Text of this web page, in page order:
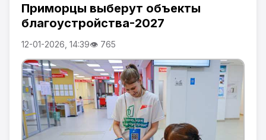
Приморцы выберут объекты
благоустройства-2027
12-01-2026, 14:39👁 765